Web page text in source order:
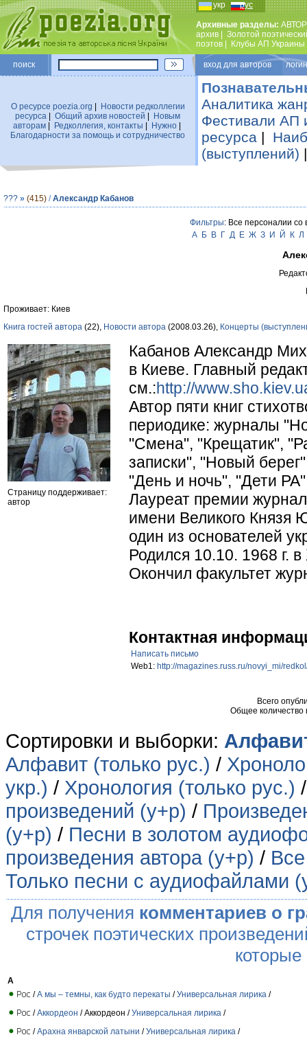
укр рус
Архивные разделы:
архив
Золотой
поэтов
Клубы АП Украины
поиск вход для авторов
О ресурсе poezia.org
Новости редколлегии
ресурса
Общий архив новостей
Новым
авторам| Редколлегия, контакты Нужно|
Благодарности за помощь и сотрудничество
Аналитика
Фестивали АП
ресурса |
(выступлений)
??? » (415) /Александр Кабанов
Фильтры: Все персоналии со
А
Б В Г Д Е Ж З И Й К Л
Проживает: Киев
Книга гостей автора (22), Новости автора (2008.03.26), Концерты
Страницу поддерживает:
автор
Кабанов Александр
в Киеве. Главный
см.:http://
Автор пяти книг
периодике: журналы
"Смена", "Крещатик",
записки", "Новый
"День и ночь", "Дети
Лауреат премии
имени Великого Князя
один из основателей
Родился 10.10. 1968 г.
Окончил факультет
Контактная
Написать письмо
Web1: http://magazines.russ.ru/novyi_mi/
Всего
Общее количество
Сортировки и выборки:
Алфавит (только рус.) /
укр.) / Хронология (только рус.)
произведений (у+р) /
(у+р) / Песни в золотом
произведения автора (у+р) /
Только песни с аудиофайлами
Для получения комментариев о
строчек поэтических
А
/А мы – темны, как будто перекаты /Универсальная лирика /
/Аккордеон / Аккордеон /Универсальная лирика /
/Арахна январской латыни /Универсальная лирика /